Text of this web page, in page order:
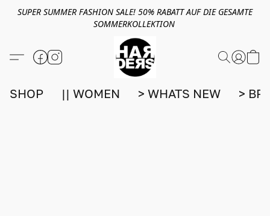
SUPER SUMMER FASHION SALE! 50% RABATT AUF DIE GESAMTE
SOMMERKOLLEKTION
SHOP || WOMEN > WHATS NEW >